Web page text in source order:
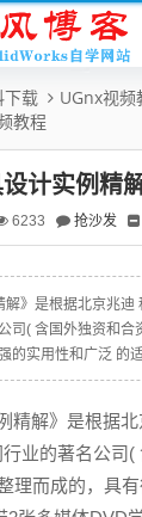
下载 UGnx视频
教程
计实例精
6233 抢沙发
解》是根据北京兆迪
司( 含国外独资和合
的实用性和广泛 的
精解》是根据
业的著名公司(
理而成的，具